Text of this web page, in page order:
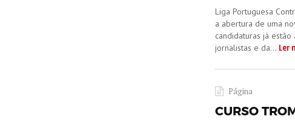
Liga Portuguesa
a abertura de uma
candidaturas já
jornalistas e da... Ler
Página
CURSO